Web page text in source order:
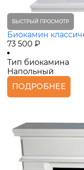
БЫСТРЫЙ ПРОСМОТР
Биокамин
73 500 ₽
Тип биокамина
Напольный
ПОДРОБНЕЕ